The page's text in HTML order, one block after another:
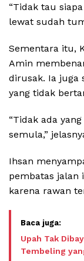
“Tidak tau
lewat sudah
Sementara itu,
Amin
dirusak. Ia juga
yang tidak
“Tidak ada
semula,”
Ihsan
pembatas
karena rawan
Upah Tak
Tembeling